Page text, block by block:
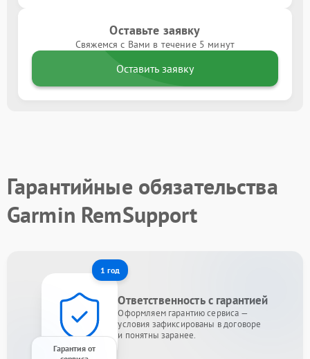
Оставьте заявку
Свяжемся с Вами в течение 5 минут
Оставить заявку
Гарантийные обязательства
Garmin RemSupport
1 год
Гарантия от
Ответственность с гарантией
Оформляем гарантию сервиса —
условия зафиксированы в договоре
и понятны заранее.